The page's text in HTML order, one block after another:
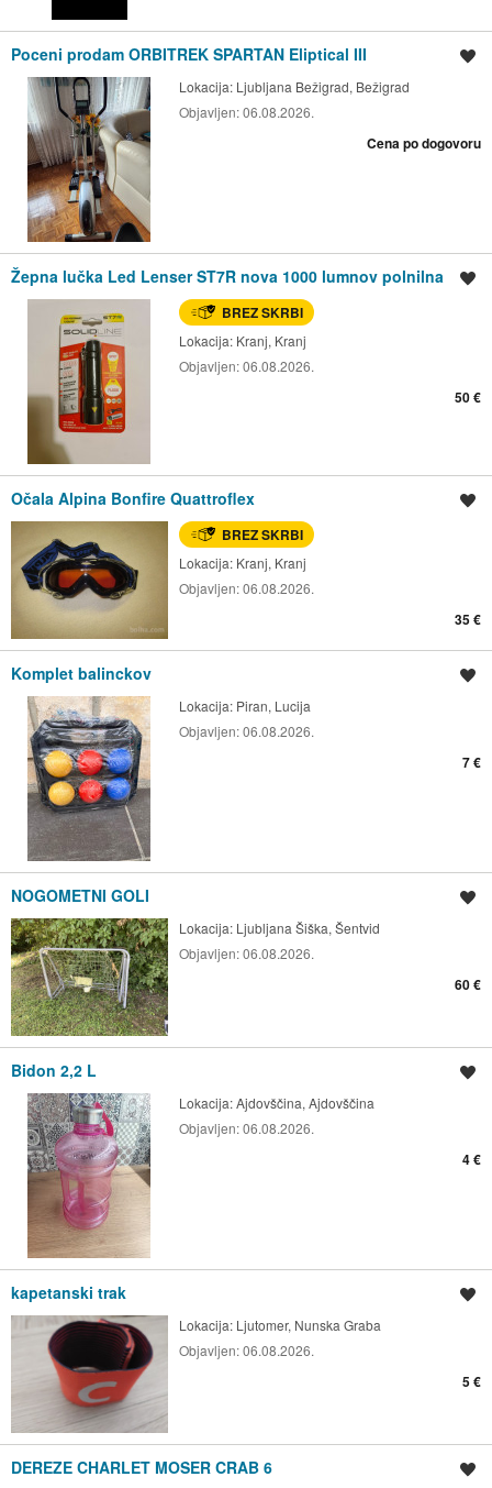
Poceni prodam ORBITREK SPARTAN Eliptical III
Lokacija: Ljubljana Bežigrad, Bežigrad
Objavljen:06.08.2026.
Cena po dogovoru
Žepna lučka Led Lenser ST7R nova 1000 lumnov polnilna
BREZ SKRBI
Lokacija: Kranj, Kranj
Objavljen:06.08.2026.
50 €
Očala Alpina Bonfire Quattroflex
BREZ SKRBI
Lokacija: Kranj, Kranj
Objavljen:06.08.2026.
35 €
Komplet balinckov
Lokacija: Piran, Lucija
Objavljen:06.08.2026.
7 €
NOGOMETNI GOLI
Lokacija: Ljubljana Šiška, Šentvid
Objavljen:06.08.2026.
60 €
Bidon 2,2 L
Lokacija:Ajdovščina, Ajdovščina
Objavljen:06.08.2026.
4 €
kapetanski trak
Lokacija: Ljutomer, Nunska Graba
Objavljen:06.08.2026.
5 €
DEREZE CHARLET MOSER CRAB 6